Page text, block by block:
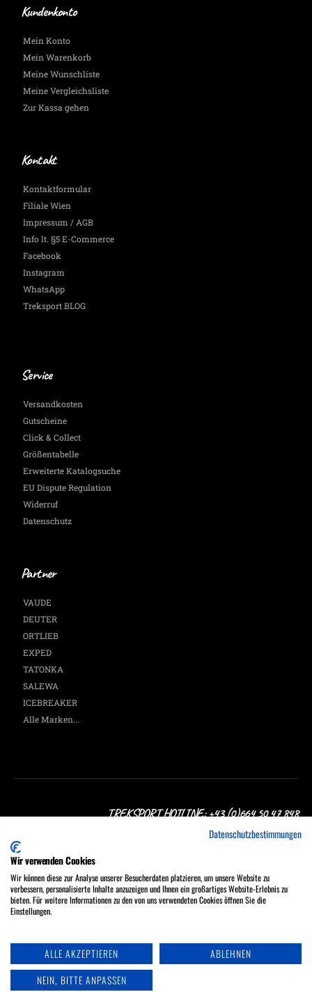
Laufenden.
Kundenkonto
Mein Konto
Mein Warenkorb
Meine Wunschliste
Meine Vergleichsliste
Zur Kassa gehen
Kontakt
Kontaktformular
Filiale Wien
Impressum / AGB
Info lt. §5 E-Commerce
Facebook
Instagram
WhatsApp
Treksport BLOG
Service
Versandkosten
Gutscheine
Click & Collect
Größentabelle
Erweiterte Katalogsuche
EU Dispute Regulation
Widerruf
Datenschutz
Partner
VAUDE
DEUTER
ORTLIEB
EXPED
TATONKA
SALEWA
ICEBREAKER
Alle Marken...
TREKSPORT HOTLINE: +43 (0)664 50 47 848
Treksport Outdoor Shop, A-1060 Wien, Stumpergasse 16
MO - FR 9:30 - 18:00, SA 9:30 - 17:00 Uhr
Tel.: +43 (0)664 50 47 848
Datenschutzbestimmungen
Wir verwenden Cookies
Wir können diese zur Analyse unserer Besucherdaten platzieren, um unsere Website zu
verbessern, personalisierte Inhalte anzuzeigen und Ihnen ein großartiges Website-Erlebnis zu
bieten. Für weitere Informationen zu den von uns verwendeten Cookies öffnen Sie die
Einstellungen.
ALLE AKZEPTIEREN
ABLEHNEN
NEIN, BITTE ANPASSEN